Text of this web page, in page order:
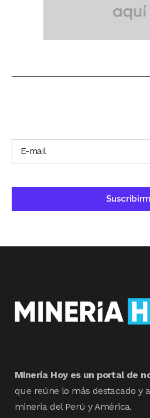
Minería Hoy es un portal de
que reúne lo más destacado y
minería del Perú y América.